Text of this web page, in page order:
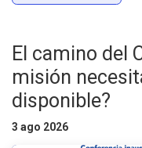
El camino del
misión
disponible?
3 ago 2026